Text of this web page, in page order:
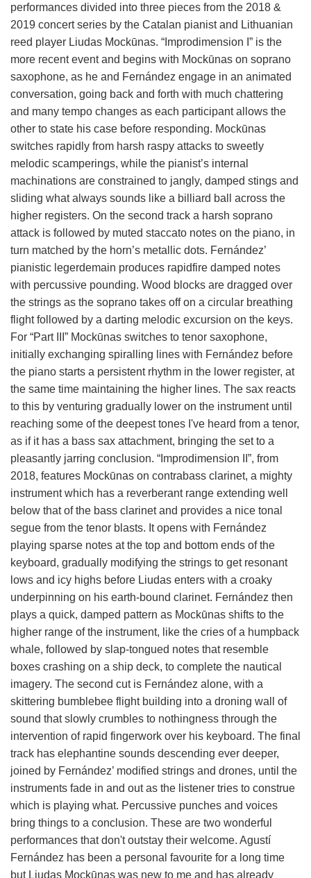
performances divided into three pieces from the 2018 &
2019 concert series by the Catalan pianist and Lithuanian
reed player Liudas Mockūnas. “Improdimension I” is the
more recent event and begins with Mockūnas on soprano
saxophone, as he and Fernández engage in an animated
conversation, going back and forth with much chattering
and many tempo changes as each participant allows the
other to state his case before responding. Mockūnas
switches rapidly from harsh raspy attacks to sweetly
melodic scamperings, while the pianist’s internal
machinations are constrained to jangly, damped stings and
sliding what always sounds like a billiard ball across the
higher registers. On the second track a harsh soprano
attack is followed by muted staccato notes on the piano, in
turn matched by the horn’s metallic dots. Fernández’
pianistic legerdemain produces rapidfire damped notes
with percussive pounding. Wood blocks are dragged over
the strings as the soprano takes off on a circular breathing
flight followed by a darting melodic excursion on the keys.
For “Part III” Mockūnas switches to tenor saxophone,
initially exchanging spiralling lines with Fernández before
the piano starts a persistent rhythm in the lower register, at
the same time maintaining the higher lines. The sax reacts
to this by venturing gradually lower on the instrument until
reaching some of the deepest tones I've heard from a tenor,
as if it has a bass sax attachment, bringing the set to a
pleasantly jarring conclusion. “Improdimension II”, from
2018, features Mockūnas on contrabass clarinet, a mighty
instrument which has a reverberant range extending well
below that of the bass clarinet and provides a nice tonal
segue from the tenor blasts. It opens with Fernández
playing sparse notes at the top and bottom ends of the
keyboard, gradually modifying the strings to get resonant
lows and icy highs before Liudas enters with a croaky
underpinning on his earth-bound clarinet. Fernández then
plays a quick, damped pattern as Mockūnas shifts to the
higher range of the instrument, like the cries of a humpback
whale, followed by slap-tongued notes that resemble
boxes crashing on a ship deck, to complete the nautical
imagery. The second cut is Fernández alone, with a
skittering bumblebee flight building into a droning wall of
sound that slowly crumbles to nothingness through the
intervention of rapid fingerwork over his keyboard. The final
track has elephantine sounds descending ever deeper,
joined by Fernández’ modified strings and drones, until the
instruments fade in and out as the listener tries to construe
which is playing what. Percussive punches and voices
bring things to a conclusion. These are two wonderful
performances that don't outstay their welcome. Agustí
Fernández has been a personal favourite for a long time
but Liudas Mockūnas was new to me and has already